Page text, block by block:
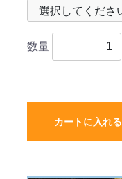
数量
カートに入れる